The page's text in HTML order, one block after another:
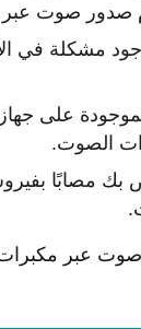
صدور صوت
مشكلة في
على
الصوت.
بك مصابًا